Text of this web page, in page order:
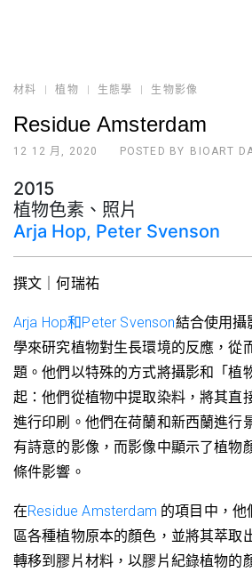
材料 植物 生態學 生物影像
Residue Amsterdam
12 12 月, 2020 POSTED BY BIOART
2015
植物色素、照片
Arja Hop, Peter Svenson
撰文｜何瑞祐
Arja Hop和Peter Svenson結合使用攝
學來研究植物對生長環境的反應，從
題。他們以特殊的方式將攝影和「植
起：他們從植物中提取染料，將其直
進行印刷。他們在荷蘭和新西蘭進行
有詩意的影像，而影像中顯示了植物
條件影響。
在Residue Amsterdam 的項目中，他
區各種植物原本的顏色，並將其萃取
轉移到膠片材料，以膠片紀錄植物的